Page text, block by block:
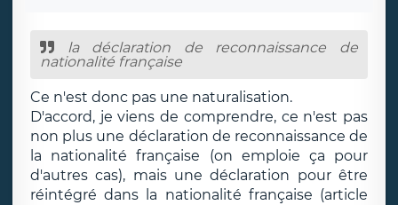
la déclaration de reconnaissance de
nationalité française
Ce n'est donc pas une naturalisation.
D'accord, je viens de comprendre, ce n'est pas
non plus une déclaration de reconnaissance de
la nationalité française (on emploie ça pour
d'autres cas), mais une déclaration pour être
réintégré dans la nationalité française (article